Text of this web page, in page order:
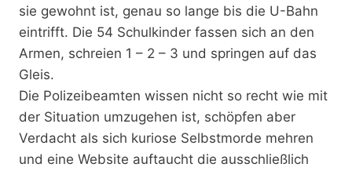
sie gewohnt ist, genau so lange bis die U-Bahn
eintrifft. Die 54 Schulkinder fassen sich an den
Armen, schreien 1 – 2 – 3 und springen auf das
Gleis.
Die Polizeibeamten wissen nicht so recht wie mit
der Situation umzugehen ist, schöpfen aber
Verdacht als sich kuriose Selbstmorde mehren
und eine Website auftaucht die ausschließlich